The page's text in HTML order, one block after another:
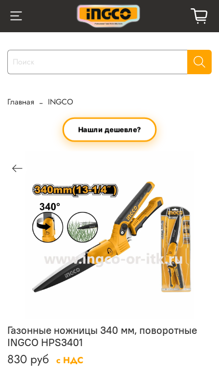
Главная INGCO
Нашли дешевле?
Газонные ножницы 340 мм, поворотные
INGCO HPS3401
830 руб с НДС